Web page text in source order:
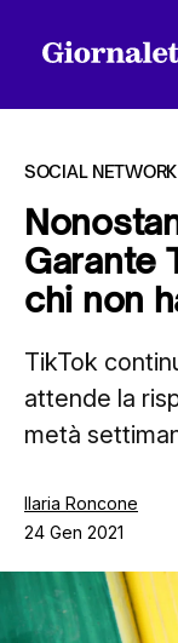
Tutti gli
Chi siamo
SOCIAL NETWORK
Garante
chi non
TikTok
attende la
metà
Ilaria Roncone
24 Gen 2021